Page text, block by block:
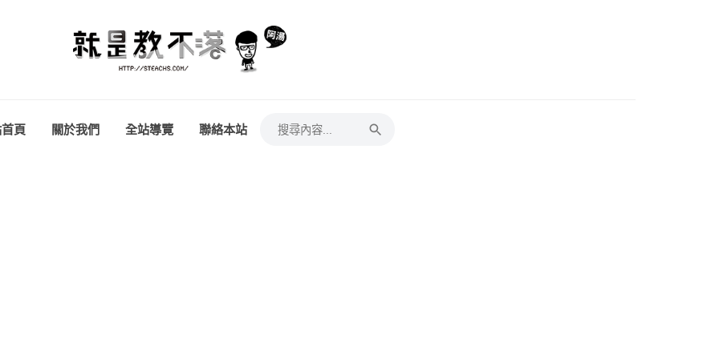
頁 關於我們 全站導覽 聯絡本站